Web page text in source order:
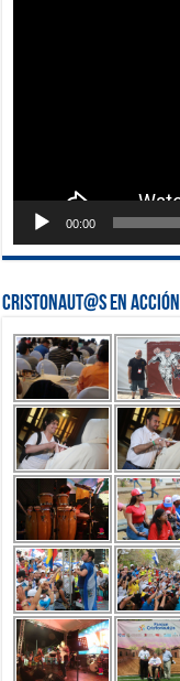
00:00
Cristonaut@s en Acción